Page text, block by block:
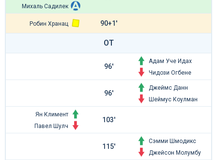
Михаль Садилек
Робин Хранац 90+1'
ОТ
96'
Адам Уче Идах
Чидози Огбене
96'
Джеймс Данн
Шеймус Коулман
Ян Климент
Павел Шулч
103'
115'
Сэмми Шмодикс
Джейсон Молумбу